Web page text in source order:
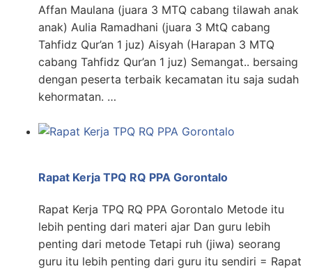
Affan Maulana (juara 3 MTQ cabang tilawah anak
anak) Aulia Ramadhani (juara 3 MtQ cabang
Tahfidz Qur’an 1 juz) Aisyah (Harapan 3 MTQ
cabang Tahfidz Qur’an 1 juz) Semangat.. bersaing
dengan peserta terbaik kecamatan itu saja sudah
kehormatan. …
Rapat Kerja TPQ RQ PPA Gorontalo
Rapat Kerja TPQ RQ PPA Gorontalo Metode itu
lebih penting dari materi ajar Dan guru lebih
penting dari metode Tetapi ruh (jiwa) seorang
guru itu lebih penting dari guru itu sendiri = Rapat